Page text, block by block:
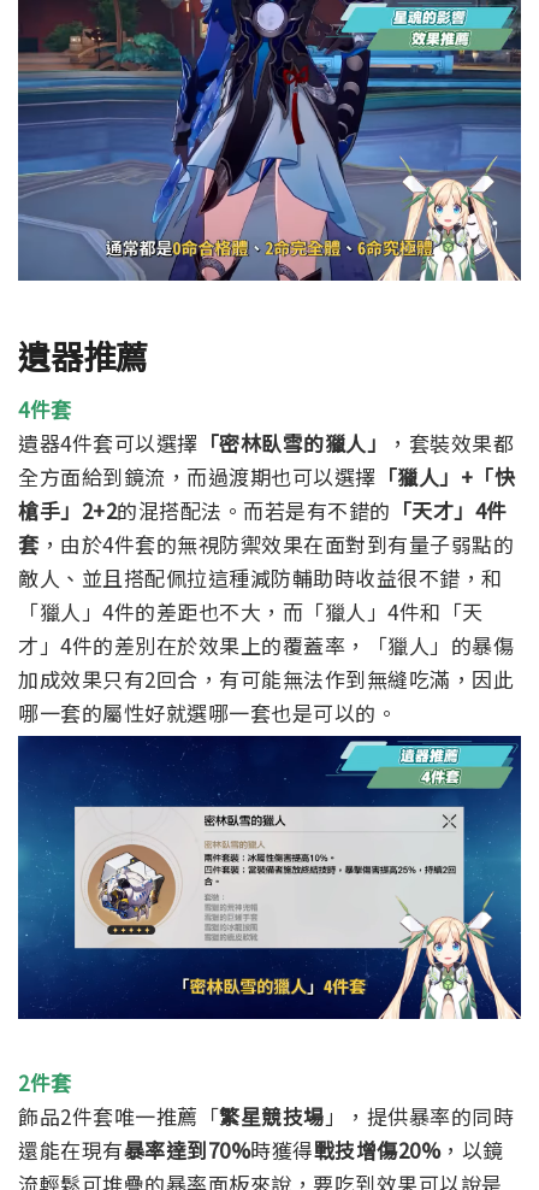
遺器推薦
4件套
遺器4件套可以選擇 「密林臥雪的獵人」
，套裝效果都
全方面給到鏡流， 而過渡期也可以選擇 「獵人」+「快
槍手」2+2的混搭配法。 而若是有不錯的 「天才」4件
套 ，由於4件套的無視防禦效果在面對到有量子弱點的
敵人、並且搭配佩拉這種減防輔助時收益很不錯， 和
「獵人」4件的差距也不大，而「獵人」4件和「天
才」4件的差別在於效果上的覆蓋率，「獵人」的暴傷
加成效果只有2回合，有可能無法作到無縫吃滿，因此
哪一套的屬性好就選哪一套也是可以的。
2件套
飾品2件套唯一推薦「繁星競技場 」，提供暴率的同時
還能在現有暴率達到70%時獲得戰技增傷20%，以鏡
流輕鬆可堆疊的暴率面板來說，要吃到效果可以說是